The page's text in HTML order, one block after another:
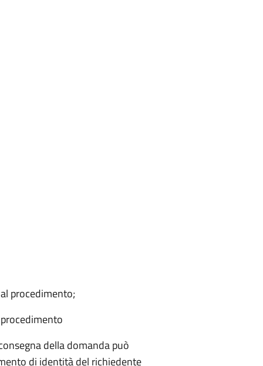
procedimento;
della domanda può
di identità del richiedente